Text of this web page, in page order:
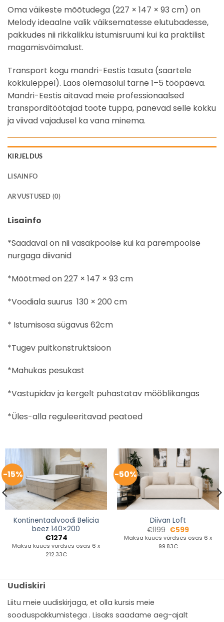
Oma väikeste mõõtudega (227 × 147 × 93 cm) on
Melody ideaalne valik väiksematesse elutubadesse,
pakkudes nii rikkalikku istumisruumi kui ka praktilist
magamisvõimalust.
Transport kogu mandri-Eestis tasuta (saartele
kokkuleppel). Laos olemasolul tarne 1–5 tööpäeva.
Mandri-Eestis aitavad meie professionaalsed
transporditöötajad toote tuppa, panevad selle kokku
ja viivad vajadusel ka vana minema.
KIRJELDUS
LISAINFO
ARVUSTUSED (0)
Lisainfo
*Saadaval on nii vasakpoolse kui ka parempoolse
nurgaga diivanid
*Mõõtmed on 227 × 147 × 93 cm
*Voodiala suurus 130 × 200 cm
* Istumisosa sügavus 62cm
*Tugev puitkonstruktsioon
*Mahukas pesukast
*Vastupidav ja kergelt puhastatav mööblikangas
*Üles-alla reguleeritavad peatoed
-15%
Kontinentaalvoodi Belicia
beez 140×200
€1274
Maksa kuues võrdses osas 6 x
212.33€
-50%
Diivan Loft
€1199 €599
Maksa kuues võrdses osas 6 x
99.83€
Uudiskiri
Liitu meie uudiskirjaga, et olla kursis meie
sooduspakkumistega . Lisaks saadame aeg-ajalt